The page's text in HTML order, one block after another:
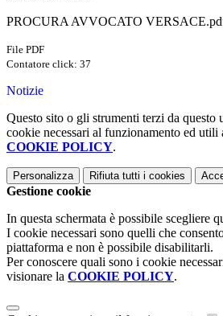
PROCURA AVVOCATO
File PDF
Contatore click: 37
Notizie
Questo sito o gli strumenti terzi da
cookie necessari al funzionamento ed
COOKIE POLICY.
Personalizza Rifiuta tutti i cookies
Gestione cookie
In questa schermata è possibile scegliere
I cookie necessari sono quelli che
piattaforma e non è possibile disabilitarli.
Per conoscere quali sono i cookie
visionare la COOKIE POLICY.